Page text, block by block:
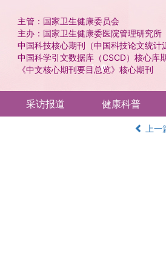
主管：国家卫生健康委员会
主办：国家卫生健康委医院管理研究所
中国科技核心期刊（中国科技论文统计
中国科学引文数据库（CSCD）核心库
《中文核心期刊要目总览》核心期刊
采访报道 健康科普
上一